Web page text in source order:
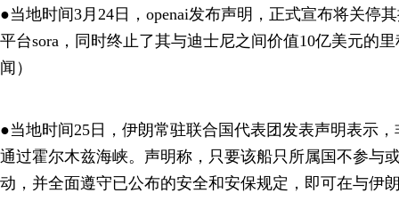
●当地时间3月24日，openai发布声明，正式宣布将关停
平台sora，同时终止了其与迪士尼之间价值10亿美元的
闻）
●当地时间25日，伊朗常驻联合国代表团发表声明表示
通过霍尔木兹海峡。声明称，只要该船只所属国不参与
动，并全面遵守已公布的安全和安保规定，即可在与伊